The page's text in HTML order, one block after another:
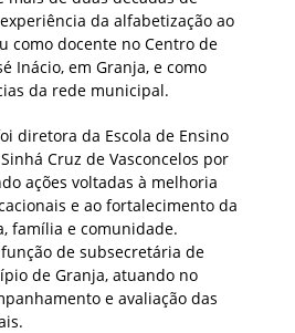
da alfabetização ao
como docente no Centro de
Inácio, em Granja, e como
da rede municipal.
diretora da Escola de Ensino
Cruz de Vasconcelos por
ações voltadas à melhoria
e ao fortalecimento da
família e comunidade.
de subsecretária de
de Granja, atuando no
e avaliação das